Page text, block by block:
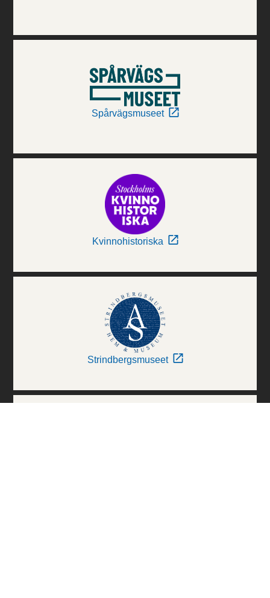
Spårvägsmuseet
Kvinnohistoriska
Strindbergsmuseet